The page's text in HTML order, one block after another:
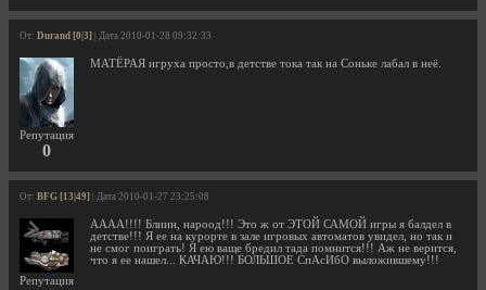
От: Durand [0|3] | Дата 2010-01-28 09:32:33
Репутация
0
МАТЁРАЯ игруха просто,в детстве тока так на Соньке лабал в неё.
От: BFG [13|49] | Дата 2010-01-27 23:25:08
Репутация
АААА!!!! Блиин, нароод!!! Это ж от ЭТОЙ САМОЙ игры я балдел в
детстве!!! Я ее на курорте в зале игровых автоматов увидел, но так и
не смог поиграть! Я ею ваще бредил тада помнится!!! Аж не верится,
что я ее нашел... КАЧАЮ!!! БОЛЬШОЕ СпАсИбО выложившему!!!